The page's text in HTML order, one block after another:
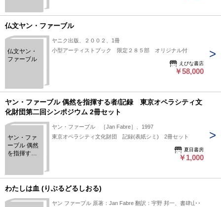
VerschaffelThe
Angel of
Metamorphosis/Stefan
HertmansOn
Jan Fabre's
仏文ヤン・ファーブル
仏文ヤン・
ファーブル
ヤニク出版、２００２、1冊
小型アーティストブック 限定２８５部 オリジナル付
えびな書店
￥58,000
ヤン・ファーブル 偶然を指揮する者/記録 東京オペラシティ文
化財団第二回シンポジウム 2冊セット
ヤン・ファ
ーブル 偶然
を指揮する
ティ文化財
団第二回シ
ンポジウム
2冊セット
ヤン・ファーブル ［Jan Fabre］、1997
東京オペラシティ文化財団 記録(表紙シミ) 2冊セット
夏目書房
￥1,000
わたしは血 (りぶるどるしおる)
ヤン ファーブル 原著：Jan Fabre 翻訳：宇野 邦一、書肆山田